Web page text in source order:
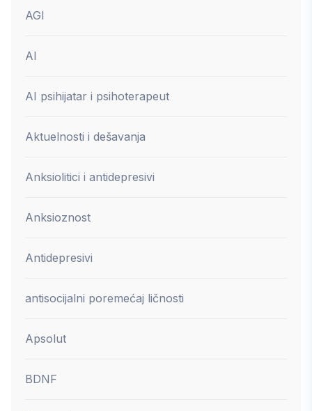
AGI
AI
AI psihijatar i psihoterapeut
Aktuelnosti i dešavanja
Anksiolitici i antidepresivi
Anksioznost
Antidepresivi
antisocijalni poremećaj ličnosti
Apsolut
BDNF